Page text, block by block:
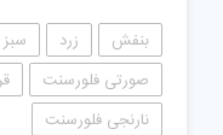
بنفش زرد سبز
صورتی فلورسنت
نارنجی فلورسنت